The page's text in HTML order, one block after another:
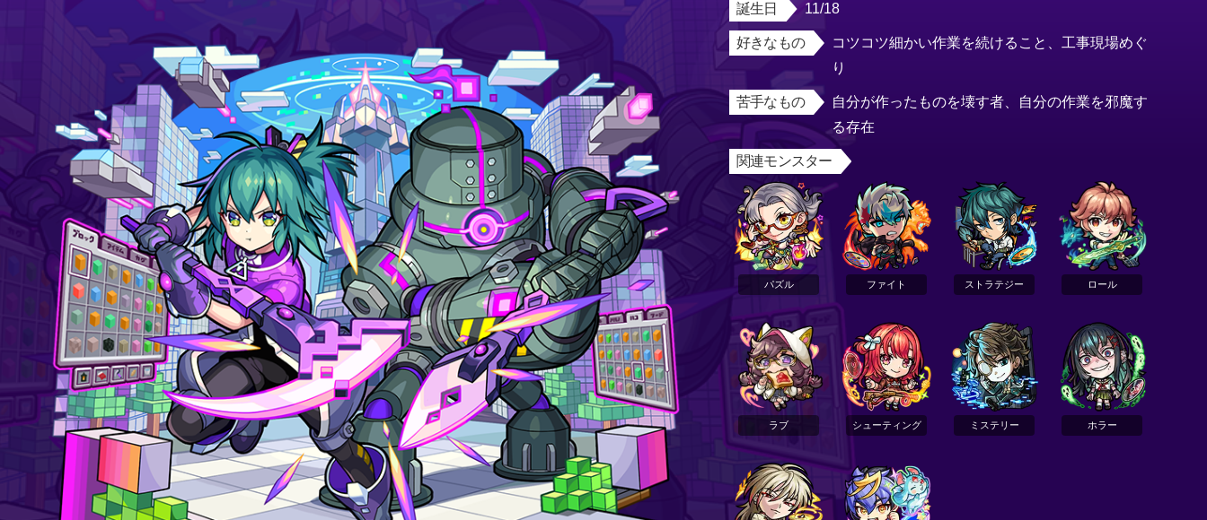
誕生日 11/18
好きなもの
コツコツ細かい作業を続けること、工事現場めぐ
り
苦手なもの
自分が作ったものを壊す者、自分の作業を邪魔す
る存在
関連モンスター
パズル ファイト ストラテジー ロール
ラブ シューティング ミステリー ホラー